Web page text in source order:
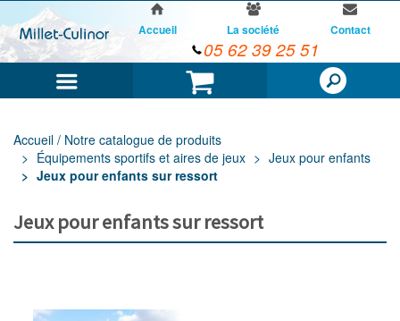
Panier
Accueil La société Contact
05 62 39 25 51
Accueil / Notre catalogue de produits
Équipements sportifs et aires de jeux
Jeux pour enfants
Jeux pour enfants sur ressort
Jeux pour enfants sur ressort